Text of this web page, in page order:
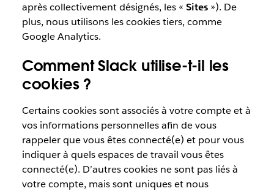
après collectivement désignés, les « Sites»). De
plus, nous utilisons les cookies tiers, comme
Google Analytics.
Comment Slack utilise-t-il les
cookies ?
Certains cookies sont associés à votre compte et à
vos informations personnelles afin de vous
rappeler que vous êtes connecté(e) et pour vous
indiquer à quels espaces de travail vous êtes
connecté(e). D’autres cookies ne sont pas liés à
votre compte, mais sont uniques et nous